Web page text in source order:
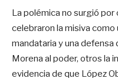
La polémica no surgió
celebraron la misiva como
mandataria y una
Morena al poder, otros la
evidencia de que López